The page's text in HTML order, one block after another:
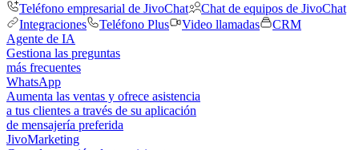
Teléfono empresarial de JivoChat
Chat de equipos de JivoChat
Integraciones
Teléfono Plus Video llamadas
CRM
Agente de IA
Gestiona las preguntas
más frecuentes
WhatsApp
Aumenta las ventas y ofrece asistencia
a tus clientes a través de su aplicación
de mensajería preferida
JivoMarketing